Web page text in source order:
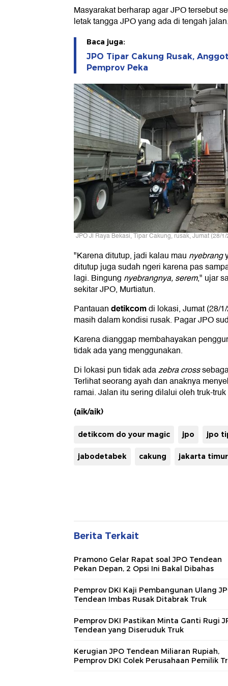
Masyarakat berharap agar JPO tersebut
letak tangga JPO yang ada di tengah jalan.
Baca juga:
JPO Tipar Cakung Rusak,
Pemprov Peka
JPO Jl Raya Bekasi, Tipar Cakung, rusak, Jumat (28/
"Karena ditutup, jadi kalau mau nyebrang
ditutup juga sudah ngeri karena pas
lagi. Bingung nyebrangnya, serem," ujar
sekitar JPO, Murtiatun.
Pantauandetikcomdi lokasi, Jumat (28/
masih dalam kondisi rusak. Pagar JPO
Karena dianggap membahayakan
tidak ada yang menggunakan.
Di lokasi pun tidak adazebra cross
Terlihat seorang ayah dan anaknya
ramai. Jalan itu sering dilalui oleh truk-truk
(aik/aik)
detikcom do your magic jpo jpo
jabodetabek cakung jakarta timur
Berita Terkait
Pramono Gelar Rapat soal JPO Tendean
Pekan Depan, 2 Opsi Ini Bakal Dibahas
Pemprov DKI Kaji Pembangunan Ulang
Tendean Imbas Rusak Ditabrak Truk
Pemprov DKI Pastikan Minta Ganti Rugi
Tendean yang Diseruduk Truk
Kerugian JPO Tendean Miliaran Rupiah,
Pemprov DKI Colek Perusahaan Pemilik